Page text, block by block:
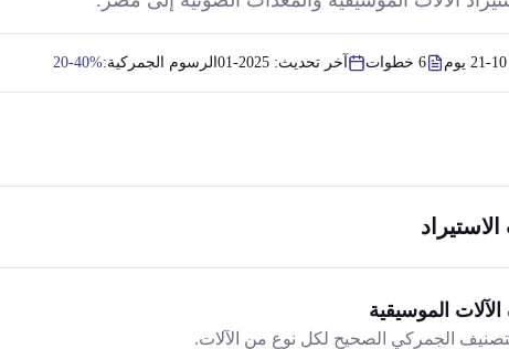
10-21 يوم 6 خطوات آخر تحديث: 2025-01 الرسوم الجمركية:20-40%
الموسيقية
الجمركي الصحيح لكل نوع من الآلات.